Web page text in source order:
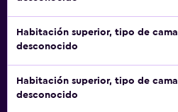
Habitación superior, tipo de cama
desconocido
Habitación superior, tipo de cama
desconocido